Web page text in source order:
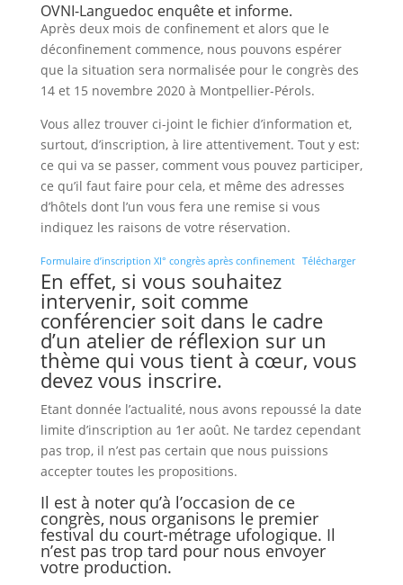
OVNI-Languedoc enquête et informe.
Après deux mois de confinement et alors que le
déconfinement commence, nous pouvons espérer
que la situation sera normalisée pour le congrès des
14 et 15 novembre 2020 à Montpellier-Pérols.
Vous allez trouver ci-joint le fichier d’information et,
surtout, d’inscription, à lire attentivement. Tout y est:
ce qui va se passer, comment vous pouvez participer,
ce qu’il faut faire pour cela, et même des adresses
d’hôtels dont l’un vous fera une remise si vous
indiquez les raisons de votre réservation.
Formulaire d’inscription XI° congrès après confinement Télécharger
En effet, si vous souhaitez
intervenir, soit comme
conférencier soit dans le cadre
d’un atelier de réflexion sur un
thème qui vous tient à cœur, vous
devez vous inscrire.
Etant donnée l’actualité, nous avons repoussé la date
limite d’inscription au 1er août. Ne tardez cependant
pas trop, il n’est pas certain que nous puissions
accepter toutes les propositions.
Il est à noter qu’à l’occasion de ce
congrès, nous organisons le premier
festival du court-métrage ufologique. Il
n’est pas trop tard pour nous envoyer
votre production.